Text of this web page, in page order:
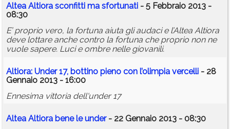
Altea Altiora sconfitti ma sfortunati - 5 Febbraio 2013 -
08:30
E’ proprio vero, la fortuna aiuta gli audaci e l’Altea Altiora
deve lottare anche contro la fortuna che proprio non ne
vuole sapere. Luci e ombre nelle giovanili.
Altiora: Under 17, bottino pieno con l’olimpia vercelli - 28
Gennaio 2013 - 16:00
Ennesima vittoria dell'under 17
Altea Altiora bene le under- 22 Gennaio 2013 - 08:30